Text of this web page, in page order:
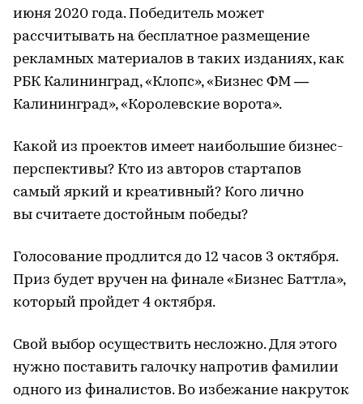
июня 2020 года. Победитель может
рассчитывать на бесплатное размещение
рекламных материалов в таких изданиях, как
РБК Калининград, «Клопс», «Бизнес ФМ —
Калининград», «Королевские ворота».
Какой из проектов имеет наибольшие бизнес-
перспективы? Кто из авторов стартапов
самый яркий и креативный? Кого лично
вы считаете достойным победы?
Голосование продлится до 12 часов 3 октября.
Приз будет вручен на финале «Бизнес Баттла»,
который пройдет 4 октября.
Свой выбор осуществить несложно. Для этого
нужно поставить галочку напротив фамилии
одного из финалистов. Во избежание накруток